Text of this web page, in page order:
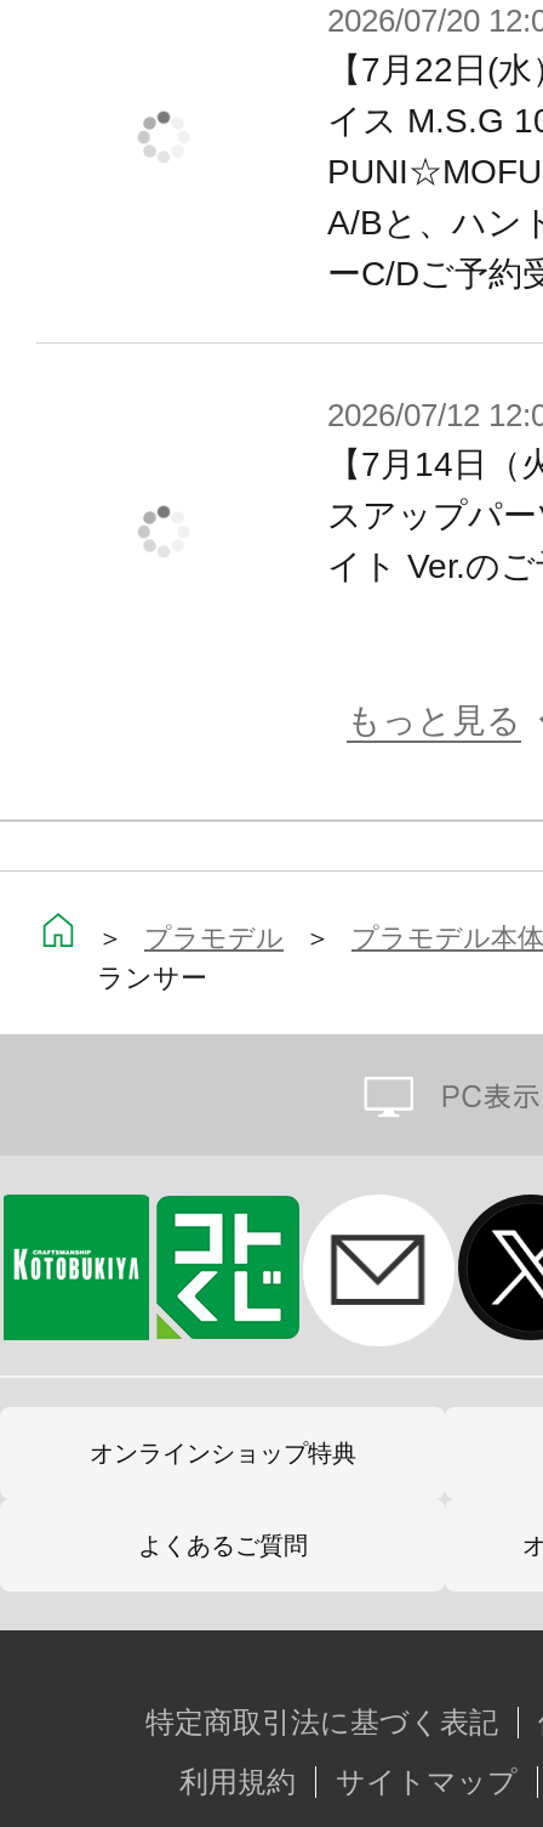
ヘキサギア シリーズの武装と併用が
【メガミデバイスとは】
全高14cmの自立型フィギュアロボ
しむように作って、改造して、戦わ
“近未来のバトルホビー”を想定した
キャラクター＆メカニックを様々な
成型色は色分けがされ、顔はタンポ
ただけでイメージに近い仕上がりに
すでに発売済みのコトブキヤプラモ
わせて遊ぶことができます。
ます。また撮影用に塗装されており
※本製品はお客様ご自身で組み立て
2026/07/20
【7月22日(
イス M.S.G
A/Bと、ハン
ーC/Dご予約
2026/07/12
【7月14日
スアップパ
イト Ver.の
もっと見る
＞ プラモデル ＞ プラモデル本体
ランサー
オンラインショップ特典
よくあるご質問
特定商取引法に基づく表記
利用規約
サイトマップ